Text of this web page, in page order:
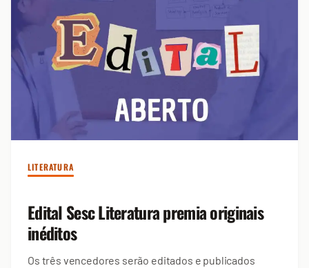
LITERATURA
Edital Sesc Literatura premia originais
inéditos
Os três vencedores serão editados e publicados